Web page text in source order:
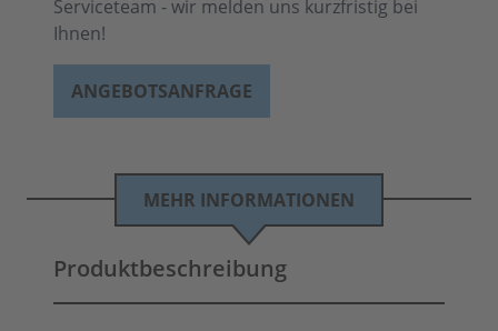
Serviceteam - wir melden uns kurzfristig bei
Ihnen!
ANGEBOTSANFRAGE
MEHR INFORMATIONEN
Produktbeschreibung